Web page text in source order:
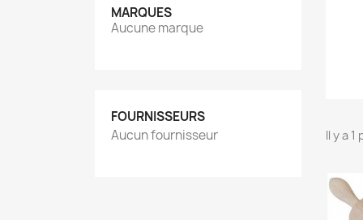
MARQUES
Aucune marque
FOURNISSEURS
Aucun fournisseur
Il y a